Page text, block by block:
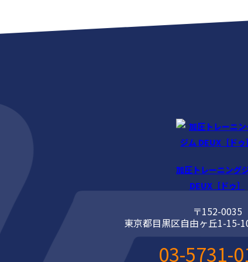
加圧トレーニング
DEUX［ドゥ］
〒152-0035
東京都目黒区自由ヶ丘1-15-
03-5731-